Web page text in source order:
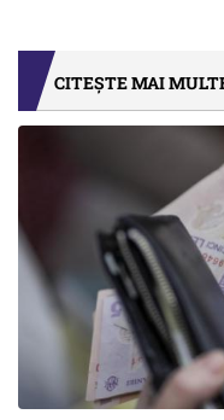
CITEȘTE MAI